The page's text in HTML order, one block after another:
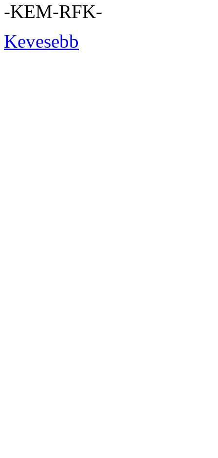
-KEM-RFK-
Kevesebb